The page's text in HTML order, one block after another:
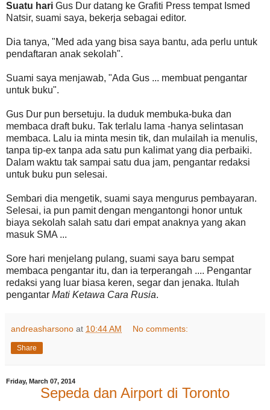
Suatu hari Gus Dur datang ke Grafiti Press tempat Ismed
Natsir, suami saya, bekerja sebagai editor.
Dia tanya, "Med ada yang bisa saya bantu, ada perlu untuk
pendaftaran anak sekolah".
Suami saya menjawab, "Ada Gus ... membuat pengantar
untuk buku".
Gus Dur pun bersetuju. Ia duduk membuka-buka dan
membaca draft buku. Tak terlalu lama -hanya selintasan
membaca. Lalu ia minta mesin tik, dan mulailah ia menulis,
tanpa tip-ex tanpa ada satu pun kalimat yang dia perbaiki.
Dalam waktu tak sampai satu dua jam, pengantar redaksi
untuk buku pun selesai.
Sembari dia mengetik, suami saya mengurus pembayaran.
Selesai, ia pun pamit dengan mengantongi honor untuk
biaya sekolah salah satu dari empat anaknya yang akan
masuk SMA ...
Sore hari menjelang pulang, suami saya baru sempat
membaca pengantar itu, dan ia terperangah .... Pengantar
redaksi yang luar biasa keren, segar dan jenaka. Itulah
pengantar Mati Ketawa Cara Rusia.
andreasharsono at 10:44 AM No comments:
Share
Friday, March 07, 2014
Sepeda dan Airport di Toronto